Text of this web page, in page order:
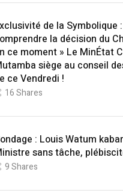
de la Symbolique
la décision du
ce moment » Le MinÉtat
siège au conseil
ce Vendredi !
16Shares
: Louis Watum
sans tâche,
9Shares